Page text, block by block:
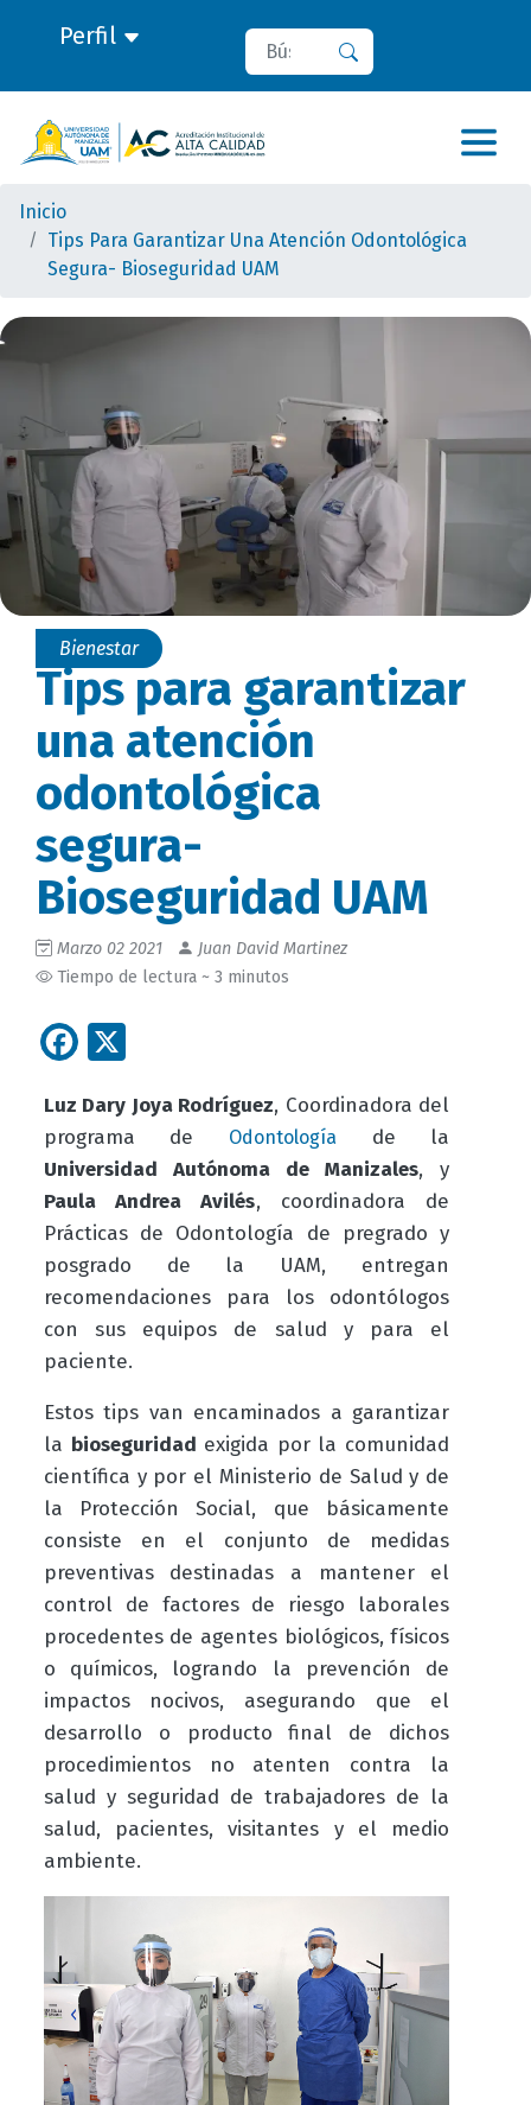
Perfil Buscar
Inicio
Tips Para Garantizar Una Atención Odontológica
Segura- Bioseguridad UAM
Bienestar
Tips para garantizar
una atención
odontológica
segura-
Bioseguridad UAM
Marzo 02 2021
Juan David Martinez
Tiempo de lectura ~ 3 minutos
Facebook
Luz Dary Joya Rodríguez, Coordinadora del
programa de
Odontología
de la
Universidad Autónoma de Manizales, y
Paula Andrea Avilés, coordinadora de
Prácticas de Odontología de pregrado y
posgrado de la UAM, entregan
recomendaciones para los odontólogos
con sus equipos de salud y para el
paciente.
Estos tips van encaminados a garantizar
la bioseguridad exigida por la comunidad
científica y por el Ministerio de Salud y de
la Protección Social, que básicamente
consiste en el conjunto de medidas
preventivas destinadas a mantener el
control de factores de riesgo laborales
procedentes de agentes biológicos, físicos
o químicos, logrando la prevención de
impactos nocivos, asegurando que el
desarrollo o producto final de dichos
procedimientos no atenten contra la
salud y seguridad de trabajadores de la
salud, pacientes, visitantes y el medio
ambiente.